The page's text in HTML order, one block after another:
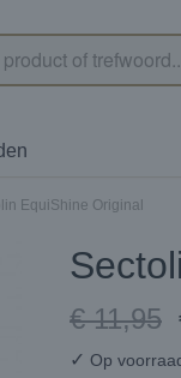
EquiShine Original
€ 11,95
✓ Op